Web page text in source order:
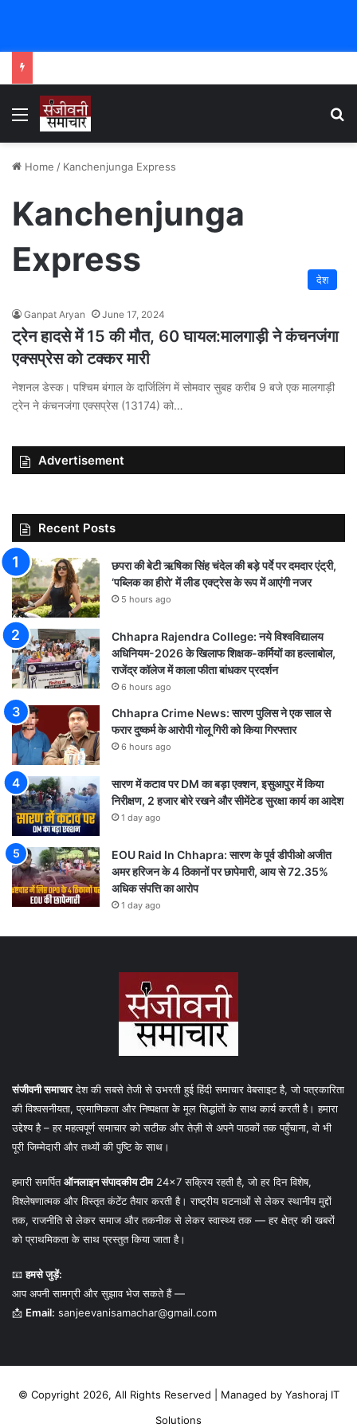
Menu
Home / Kanchenjunga Express
Kanchenjunga
Express
देश
Ganpat Aryan June 17, 2024
ट्रेन हादसे में 15 की मौत, 60 घायल:मालगाड़ी ने कंचनजंगा
एक्सप्रेस को टक्कर मारी
नेशनल डेस्क। पश्चिम बंगाल के दार्जिलिंग में सोमवार सुबह करीब 9 बजे एक मालगाड़ी
ट्रेन ने कंचनजंगा एक्सप्रेस (13174) को…
Advertisement
Recent Posts
छपरा की बेटी ऋषिका सिंह चंदेल की बड़े पर्दे पर दमदार एंट्री,
‘पब्लिक का हीरो’ में लीड एक्ट्रेस के रूप में आएंगी नजर
5 hours ago
Chhapra Rajendra College: नये विश्वविद्यालय
अधिनियम-2026 के खिलाफ शिक्षक-कर्मियों का हल्लाबोल,
राजेंद्र कॉलेज में काला फीता बांधकर प्रदर्शन
6 hours ago
Chhapra Crime News: सारण पुलिस ने एक साल से
फरार दुष्कर्म के आरोपी गोलू गिरी को किया गिरफ्तार
6 hours ago
सारण में कटाव पर DM का बड़ा एक्शन, इसुआपुर में किया
निरीक्षण, 2 हजार बोरे रखने और सीमेंटेड सुरक्षा कार्य का आदेश
1 day ago
EOU Raid In Chhapra: सारण के पूर्व डीपीओ अजीत
अमर हरिजन के 4 ठिकानों पर छापेमारी, आय से 72.35%
अधिक संपत्ति का आरोप
1 day ago
संजीवनी समाचारदेश की सबसे तेजी से उभरती हुई हिंदी समाचार वेबसाइट है, जो पत्रकारिता
की विश्वसनीयता, प्रमाणिकता और निष्पक्षता के मूल सिद्धांतों के साथ कार्य करती है। हमारा
उद्देश्य है – हर महत्वपूर्ण समाचार को सटीक और तेज़ी से अपने पाठकों तक पहुँचाना, वो भी
पूरी जिम्मेदारी और तथ्यों की पुष्टि के साथ।
हमारी समर्पितऑनलाइन संपादकीय टीम24×7 सक्रिय रहती है, जो हर दिन विशेष,
विश्लेषणात्मक और विस्तृत कंटेंट तैयार करती है। राष्ट्रीय घटनाओं से लेकर स्थानीय मुद्दों
तक, राजनीति से लेकर समाज और तकनीक से लेकर स्वास्थ्य तक — हर क्षेत्र की खबरों
को प्राथमिकता के साथ प्रस्तुत किया जाता है।
📧हमसे जुड़ें:
आप अपनी सामग्री और सुझाव भेज सकते हैं —
📩 Email: sanjeevanisamachar@gmail.com
© Copyright 2026, All Rights Reserved | Managed by Yashoraj IT
Solutions